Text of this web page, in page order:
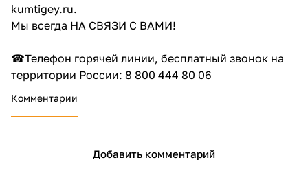
kumtigey.ru.
Мы всегда НА СВЯЗИ С ВАМИ!
☎Телефон горячей линии, бесплатный звонок на
территории России: 8 800 444 80 06
Комментарии
Добавить комментарий
недели
Остались вопросы?
plait.ru